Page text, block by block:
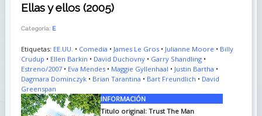
Ellas y ellos (2005)
Categoría: E
Etiquetas: EE.UU. • Comedia • James Le Gros• Julianne Moore • Billy
Crudup • Ellen Barkin • David Duchovny• Garry Shandling•
Estreno/2007• Eva Mendes• Maggie Gyllenhaal • Justin Bartha •
Dagmara Dominczyk• Brian Tarantina • Bart Freundlich • David
Greenspan
INFORMACIÓN
Titulo original: Trust The Man